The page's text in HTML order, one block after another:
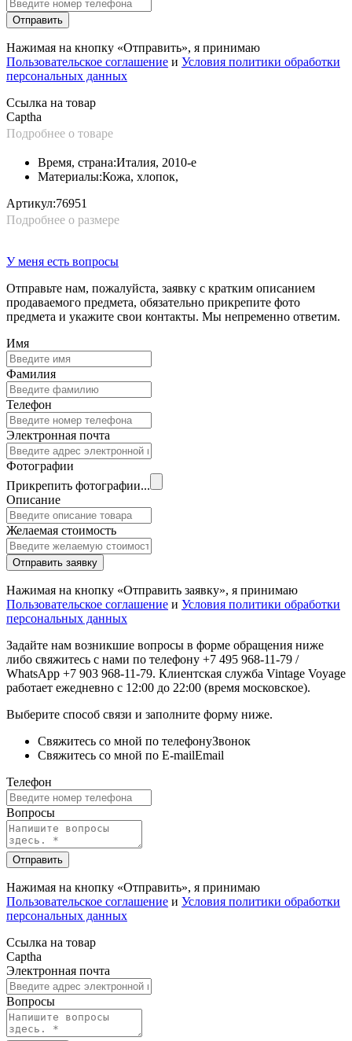
Отправить
Нажимая на кнопку «Отправить», я принимаю
Пользовательское соглашение и Условия политики обработки
персональных данных
Ссылка на товар
Captha
Подробнее о товаре
Материалы:Кожа, хлопок,
Время, страна:Италия, 2010-е
Артикул:76951
Подробнее о размере
У меня есть вопросы
Отправьте нам, пожалуйста, заявку с кратким описанием
продаваемого предмета, обязательно прикрепите фото
предмета и укажите свои контакты. Мы непременно ответим.
Имя
Фамилия
Телефон
Электронная почта
Фотографии
Прикрепить фотографии...
Описание
Желаемая стоимость
Отправить заявку
Нажимая на кнопку «Отправить заявку», я принимаю
Пользовательское соглашение и Условия политики обработки
персональных данных
Задайте нам возникшие вопросы в форме обращения ниже
либо свяжитесь с нами по телефону +7 495 968-11-79 /
WhatsApp +7 903 968-11-79. Клиентская служба Vintage Voyage
работает ежедневно с 12:00 до 22:00 (время московское).
Выберите способ связи и заполните форму ниже.
Свяжитесь со мной по телефонуЗвонок
Свяжитесь со мной по E-mailEmail
Телефон
Вопросы
Отправить
Нажимая на кнопку «Отправить», я принимаю
Пользовательское соглашение и Условия политики обработки
персональных данных
Ссылка на товар
Captha
Электронная почта
Вопросы